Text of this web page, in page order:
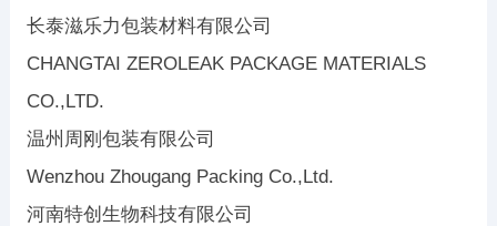
长泰滋乐力包装材料有限公司
CHANGTAI ZEROLEAK PACKAGE MATERIALS
CO.,LTD.
温州周刚包装有限公司
Wenzhou Zhougang Packing Co.,Ltd.
河南特创生物科技有限公司